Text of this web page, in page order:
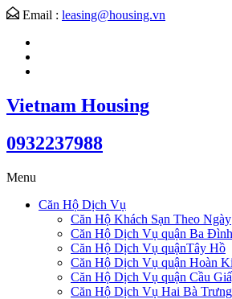
Email : leasing@housing.vn
Vietnam Housing
0932237988
Menu
Căn Hộ Dịch Vụ
Căn Hộ Khách Sạn Theo Ngày
Căn Hộ Dịch Vụ quận Ba Đình
Căn Hộ Dịch Vụ quậnTây Hồ
Căn Hộ Dịch Vụ quận Hoàn
Căn Hộ Dịch Vụ quận Cầu
Căn Hộ Dịch Vụ Hai Bà Trưng